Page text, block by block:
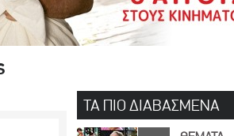
ΤΑ ΠΙΟ ΔΙΑΒΑΣΜΕΝΑ